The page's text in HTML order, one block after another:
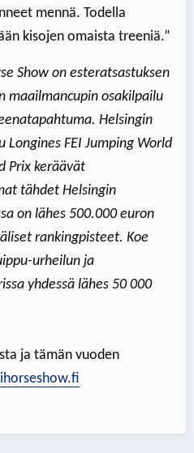
mennä. Todella
kisojen omaista treeniä.”
Show on esteratsastuksen
maailmancupin osakilpailu
Helsingin
FEI Jumping World
Prix keräävät
tähdet Helsingin
on lähes 500.000 euron
rankingpisteet. Koe
urheilun ja
yhdessä lähes 50 000
ja tämän vuoden